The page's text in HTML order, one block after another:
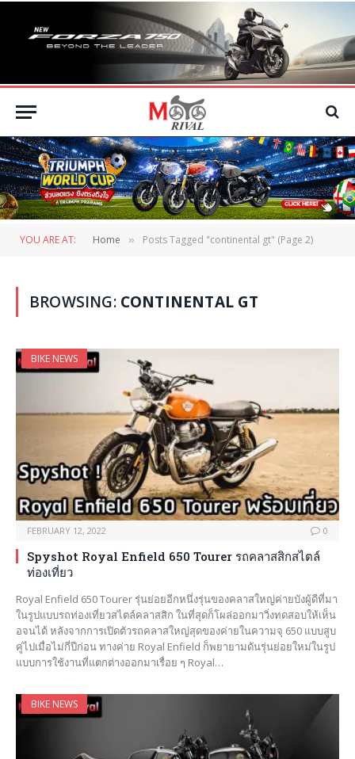
YOU ARE AT: Home » Posts Tagged "continental gt" (Page 2)
BROWSING: CONTINENTAL GT
BIKE NEWS
FEBRUARY 12, 2022 0
Spyshot Royal Enfield 650 Tourer รถคลาสสิกสไตล์
ท่องเที่ยว
Royal Enfield 650 Tourer รุ่นย่อยอีกหนึ่งรุ่นของคลาสใหญ่ค่ายบังผู้ดีที่มา
ในรูปแบบรถท่องเที่ยวสไตล์คลาสสิก ในที่สุดก็โผล่ออกมาวิ่งทดสอบให้เห็น
อจนได้ หลังจากการเปิดตัวรถคลาสใหญ่สุดของค่ายในความจุ 650 แบบสูบ
คู่ไปเมื่อไม่กี่ปีก่อน ทางค่าย Royal Enfield ก็พยายามดันรุ่นย่อยใหม่ในรูป
แบบการใช้งานที่แตกต่างออกมาเรื่อย ๆ Royal…
BIKE NEWS